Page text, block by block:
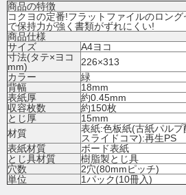
商品の特徴
コクヨの定番!フラットファイルのロン
で保持力が強く書類がずれにくい!
商品仕様
サイズ
A4ヨコ
寸法(タテ×ヨコ
mm)
226×313
カラー
緑
背幅
18mm
表紙厚
約0.45mm
収容枚数
約150枚
とじ厚
15mm
材質
表紙:色板紙(古紙パルプ
スライドコマ):再生PS
表紙材質
ボード表紙
とじ具材質
樹脂製とじ具
穴数
2穴(80mmピッチ)
単位
1パック(10冊入)